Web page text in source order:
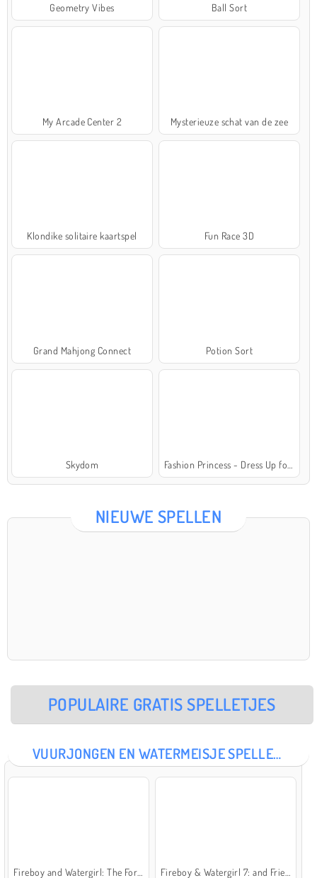
Geometry Vibes Ball Sort
My Arcade Center 2 Mysterieuze schat van de zee
Klondike solitaire kaartspel Fun Race 3D
Grand Mahjong Connect Potion Sort
Skydom
NIEUWE SPELLEN
POPULAIRE GRATIS SPELLETJES
VUURJONGEN EN WATERMEISJE SPELLETJES